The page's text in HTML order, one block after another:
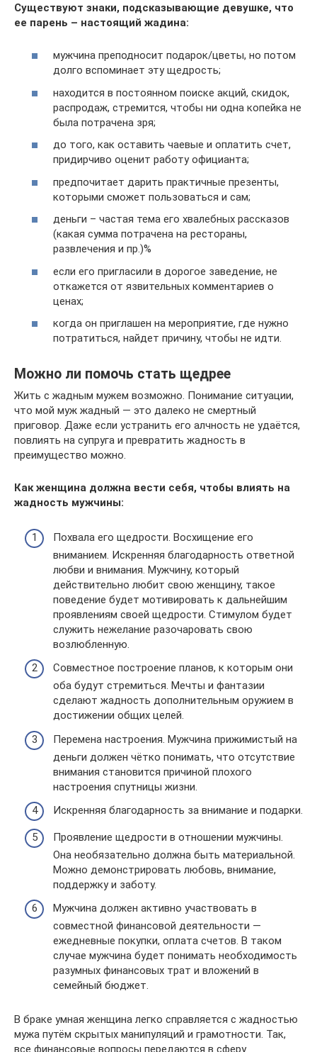
Существуют знаки, подсказывающие девушке, что
ее парень – настоящий жадина:
мужчина преподносит подарок/цветы, но потом
долго вспоминает эту щедрость;
находится в постоянном поиске акций, скидок,
распродаж, стремится, чтобы ни одна копейка не
была потрачена зря;
до того, как оставить чаевые и оплатить счет,
придирчиво оценит работу официанта;
предпочитает дарить практичные презенты,
которыми сможет пользоваться и сам;
деньги – частая тема его хвалебных рассказов
(какая сумма потрачена на рестораны,
развлечения и пр.)%
если его пригласили в дорогое заведение, не
откажется от язвительных комментариев о
ценах;
когда он приглашен на мероприятие, где нужно
потратиться, найдет причину, чтобы не идти.
Можно ли помочь стать щедрее
Жить с жадным мужем возможно. Понимание ситуации,
что мой муж жадный — это далеко не смертный
приговор. Даже если устранить его алчность не удаётся,
повлиять на супруга и превратить жадность в
преимущество можно.
Как женщина должна вести себя, чтобы влиять на
жадность мужчины:
Похвала его щедрости. Восхищение его
вниманием. Искренняя благодарность ответной
любви и внимания. Мужчину, который
действительно любит свою женщину, такое
поведение будет мотивировать к дальнейшим
проявлениям своей щедрости. Стимулом будет
служить нежелание разочаровать свою
возлюбленную.
Совместное построение планов, к которым они
оба будут стремиться. Мечты и фантазии
сделают жадность дополнительным оружием в
достижении общих целей.
Перемена настроения. Мужчина прижимистый на
деньги должен чётко понимать, что отсутствие
внимания становится причиной плохого
настроения спутницы жизни.
Искренняя благодарность за внимание и подарки.
Проявление щедрости в отношении мужчины.
Она необязательно должна быть материальной.
Можно демонстрировать любовь, внимание,
поддержку и заботу.
Мужчина должен активно участвовать в
совместной финансовой деятельности —
ежедневные покупки, оплата счетов. В таком
случае мужчина будет понимать необходимость
разумных финансовых трат и вложений в
семейный бюджет.
В браке умная женщина легко справляется с жадностью
мужа путём скрытых манипуляций и грамотности. Так,
все финансовые вопросы передаются в сферу